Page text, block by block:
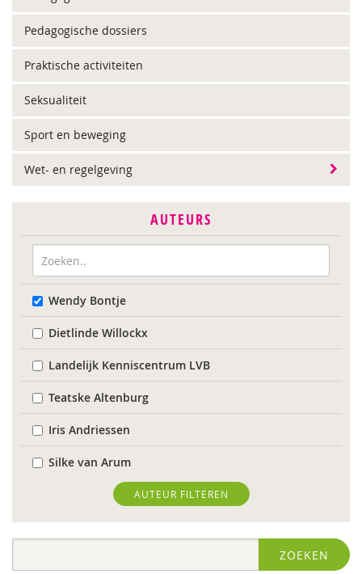
Pedagogische dossiers
Praktische activiteiten
Seksualiteit
Sport en beweging
Wet- en regelgeving
AUTEURS
Wendy Bontje
Dietlinde Willockx
Landelijk Kenniscentrum LVB
Teatske Altenburg
Iris Andriessen
Silke van Arum
Roli Ayutsede
Sebastiaan Baauw
AUTEUR FILTEREN
ZOEKEN